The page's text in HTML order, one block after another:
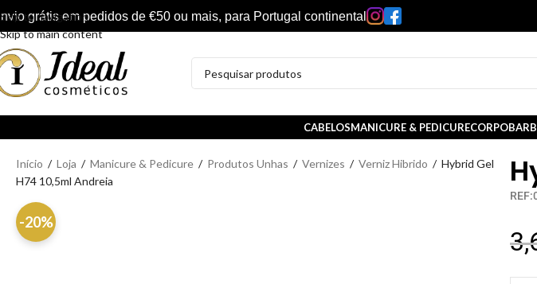
Skip to navigation
Skip to main content
grátis em pedidos de €50 ou mais, para Portugal continental
CABELOSMANICURE & PEDICURECORPO
Início / Loja / Manicure & Pedicure / Produtos Unhas / Vernizes / Verniz Hibrido / Hybrid Gel
H74 10,5ml Andreia
-20%